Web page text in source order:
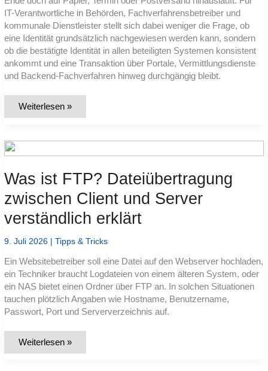
IT-Verantwortliche in Behörden, Fachverfahrensbetreiber und
kommunale Dienstleister stellt sich dabei weniger die Frage, ob
eine Identität grundsätzlich nachgewiesen werden kann, sondern
ob die bestätigte Identität in allen beteiligten Systemen konsistent
ankommt und eine Transaktion über Portale, Vermittlungsdienste
und Backend-Fachverfahren hinweg durchgängig bleibt.
Warum
trotz
–
an
welchen
Bruchstellen?
Weiterlesen »
Was ist FTP? Dateiübertragung
zwischen Client und Server
verständlich erklärt
9. Juli 2026 |Tipps & Tricks
Ein Websitebetreiber soll eine Datei auf den Webserver hochladen,
ein Techniker braucht Logdateien von einem älteren System, oder
ein NAS bietet einen Ordner über FTP an. In solchen Situationen
tauchen plötzlich Angaben wie Hostname, Benutzername,
Passwort, Port und Serververzeichnis auf.
Was
Weiterlesen »